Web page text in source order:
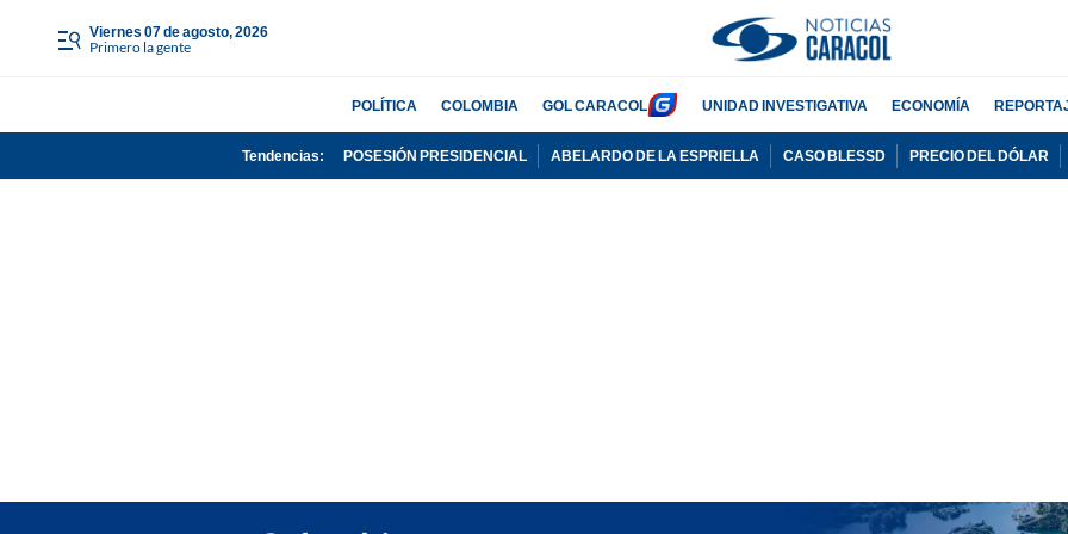
viernes 07 de agosto, 2026
Primero la gente
POLÍTICA COLOMBIA GOL CARACOL UNIDAD INVESTIGATIVA ECONOMÍA
Tendencias: POSESIÓN PRESIDENCIAL ABELARDO DE LA ESPRIELLA CASO BLESSD PRECIO DEL DÓLAR